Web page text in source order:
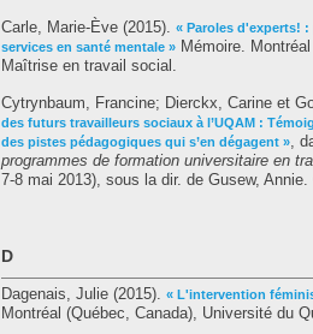
Carle, Marie-Ève (2015). « Paroles d'experts!
services en santé mentale » Mémoire.
Maîtrise en travail social.
Cytrynbaum, Francine; Dierckx, Carine et
des futurs travailleurs sociaux à l’UQAM :
des pistes pédagogiques qui s’en dégagent »,
programmes de formation universitaire en
7-8 mai 2013), sous la dir. de Gusew, Annie.
D
Dagenais, Julie (2015). « L'intervention
Montréal (Québec, Canada), Université du